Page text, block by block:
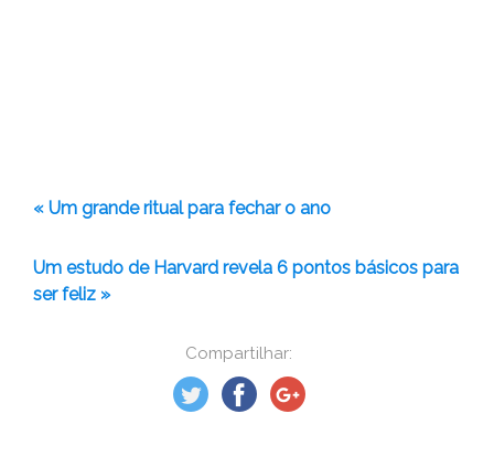
Compartilhar:
« Um grande ritual para fechar o ano
Um estudo de Harvard revela 6 pontos básicos para
ser feliz »